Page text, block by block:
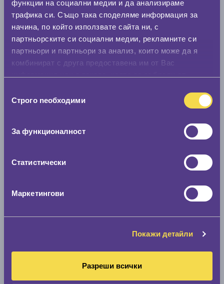
функции на социални медии и да анализираме
трафика си. Също така споделяме информация за
начина, по който използвате сайта ни, с
партньорските си социални медии, рекламните си
партньори и партньори за анализ, които може да я
комбинират с друга предоставена им от Вас
наСтрого nеобходими
За функционалност
Статистически
Маркетингови
Покажи детайли
Разреши всички
Стар размер
Скоростомер при 100
По марка автомобил